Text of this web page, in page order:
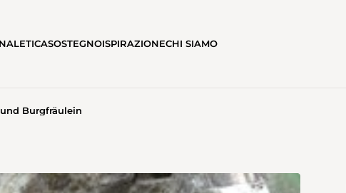
SOSTEGNOISPIRAZIONECHI SIAMO
Burgfräulein